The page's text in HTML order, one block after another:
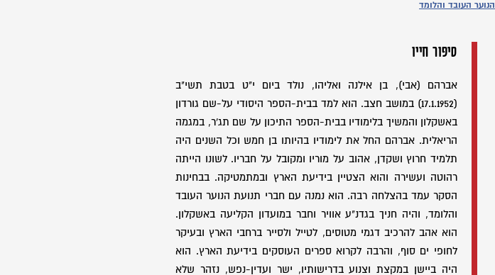
הנוער העובד והלומד
סיפור חייו
אברהם (אבי), בן אילנה ואליהו, נולד ביום י"ט בטבת תשי"ב
(17.1.1952) במושב חצב. הוא למד בבית-הספר היסודי על-שם גורדון
באשקלון והמשיך בלימודיו בבית-הספר התיכון על שם תג'ר, במגמה
הריאלית. אברהם החל את לימודיו בהיותו בן חמש וכל השנים היה
תלמיד חרוץ ושקדן, אהוב על מוריו ומקובל על חבריו. לשונו הייתה
רהוטה ועשירה והוא הצטיין בידיעת הארץ ובמתמטיקה. בבחינות
הסקר עמד בהצלחה רבה. הוא נמנה עם חברי תנועת הנוער העובד
והלומד, והיה חניך בגדנ"ע אוויר וחבר במועדון הקליעה באשקלון.
הוא אהב להרכיב דגמי מטוסים, לטייל ולסייר ברחבי הארץ ובעיקר
לחופי ים סוף, והרבה לקרוא ספרים העוסקים בידיעת הארץ. הוא
היה ביישן במקצת וצנוע בדרישותיו, ישר ועדין-נפש, נזהר שלא